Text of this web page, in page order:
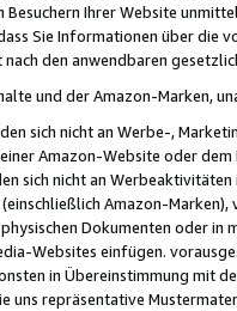
Ihrer Website
Sie Informationen über die
den anwendbaren
und der Amazon-Marken,
sich nicht an Werbe-,
Amazon-Website oder
sich nicht an
Amazon-
Dokumenten oder in
Websites einfügen.
in Übereinstimmung mit
uns repräsentative